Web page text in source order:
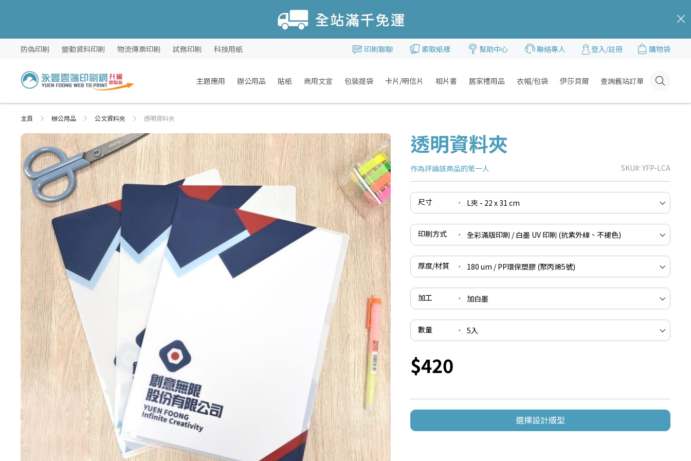
跳
內
容
購物袋
登入/註冊
印刷聊聊 索取紙樣 幫助中心 聯絡專人
防偽印刷 變動資料印刷 物流傳票印刷 試務印刷 科技用紙
主題應用 辦公用品 貼紙 商用文宣 包裝提袋 卡片/明信片 相片書 居家禮用品 衣帽/包袋 伊莎貝爾
查詢舊站訂單
Here
主頁 辦公用品 公文資料夾 透明資料夾
透明資料夾
作為評論該商品的第一人 SKU YFP-LCA
尺寸
印刷方式
厚度/材質
加工
數量
$420
選擇設計版型
Skip
the
end
of
the
images
gallery
Skip
the
beginning
of
the
images
gallery